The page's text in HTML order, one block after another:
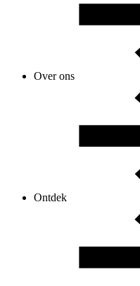
Over ons
Ontdek